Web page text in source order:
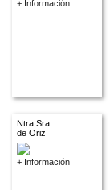
+ Información
Ntra Sra.
de Oriz
+ Información